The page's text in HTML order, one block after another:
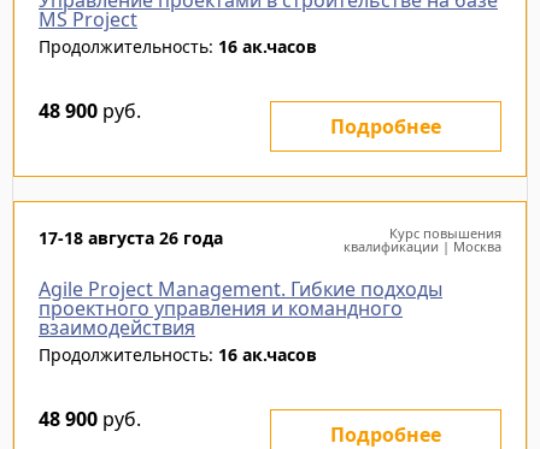
MS Project
Продолжительность: 16 ак.часов
48 900 руб.
Подробнее
17-18 августа 26 года Курс повышения
квалификации | Москва
Agile Project Management. Гибкие подходы
проектного управления и командного
взаимодействия
Продолжительность: 16 ак.часов
48 900 руб.
Подробнее